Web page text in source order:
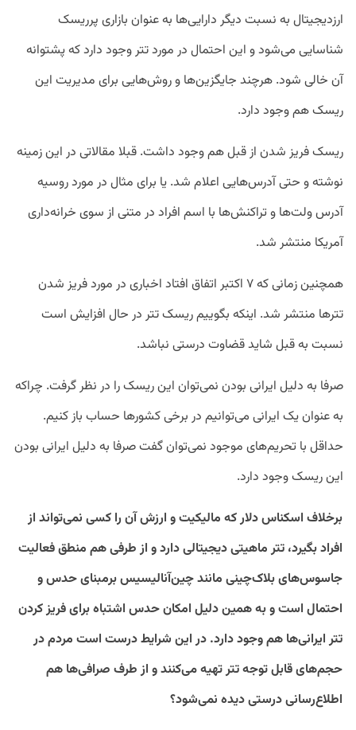
ارزدیجیتال به نسبت دیگر دارایی‌ها به عنوان بازاری پرریسک
شناسایی می‌شود و این احتمال در مورد تتر وجود دارد که پشتوانه
آن خالی شود. هرچند جایگزین‌ها و روش‌هایی برای مدیریت این
ریسک هم وجود دارد.
ریسک فریز شدن از قبل هم وجود داشت. قبلا مقالاتی در این زمینه
نوشته و حتی آدرس‌هایی اعلام شد. یا برای مثال در مورد روسیه
آدرس ولت‌ها و تراکنش‌ها با اسم افراد در متنی از سوی خرانه‌داری
آمریکا منتشر شد.
همچنین زمانی که ۷ اکتبر اتفاق افتاد اخباری در مورد فریز شدن
تترها منتشر شد. اینکه بگوییم ریسک تتر در حال افزایش است
نسبت به قبل شاید قضاوت درستی نباشد.
صرفا به دلیل ایرانی بودن نمی‌توان این ریسک را در نظر گرفت. چراکه
به عنوان یک ایرانی می‌توانیم در برخی کشورها حساب باز کنیم.
حداقل با تحریم‌های موجود نمی‌توان گفت صرفا به دلیل ایرانی بودن
این ریسک وجود دارد.
برخلاف اسکناس دلار که مالیکیت و ارزش آن را کسی نمی‌تواند از
افراد بگیرد، تتر ماهیتی دیجیتالی دارد و از طرفی هم منطق فعالیت
جاسوس‌های بلاک‌چینی مانند چین‌آنالیسیس برمبنای حدس و
احتمال است و به همین دلیل امکان حدس اشتباه برای فریز کردن
تتر ایرانی‌ها هم وجود دارد. در این شرایط درست است مردم در
حجم‌های قابل توجه تتر تهیه می‌کنند و از طرف صرافی‌ها هم
اطلاع‌رسانی درستی دیده نمی‌شود؟